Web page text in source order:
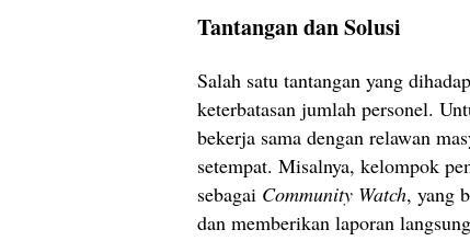
Tantangan dan Solusi
Salah satu tantangan yang
keterbatasan jumlah personel.
bekerja sama dengan relawan
setempat. Misalnya, kelompok
sebagai Community Watch, yang
dan memberikan laporan